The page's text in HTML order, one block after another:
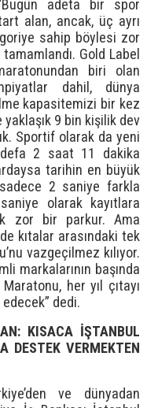
“Bugün adeta bir spor
alan, ancak, üç ayrı
sahip böylesi zor
Gold Label
biri olan
dahil, dünya
kapasitemizi bir kez
9 bin kişilik dev
Sportif olarak da yeni
2 saat 11 dakika
tarihin en büyük
2 saniye farkla
olarak kayıtlara
zor bir parkur. Ama
kıtalar arasındaki tek
vazgeçilmez kılıyor.
markalarının başında
her yıl çıtayı
dedi.
KISACA İŞTANBUL
DESTEK VERMEKTEN
ve dünyadan